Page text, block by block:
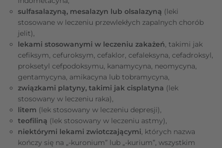
sulfasalazyną, mesalazyn lub olsalazyną (leki
stosowane w leczeniu przewlekłych zapalnych chorób
jelit),
lekami stosowanymi w leczeniu zakażeń, takimi jak
cefiksym, cefuroksym, cefaklor, cefaleksyna, cefadroksyl,
proksetyl cefpodoksymu, kanamycyna, neomycyna,
gentamycyna, amikacyna lub tobramycyna,
związkami platyny, takimi jak cisplatyna (lek
stosowany w leczeniu raka),
litem (lek stosowany w leczeniu depresji),
teofiliną (lek stosowany w leczeniu astmy),
niektórymi lekami zwiotczającymi, których nazwa
kończy się na „-kuronium” lub „-kurium”, wszystkim